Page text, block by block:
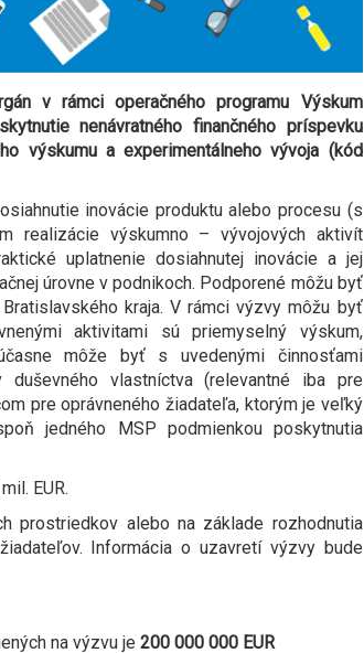
v rámci operačného programu Výskum
nenávratného finančného príspevku
výskumu a experimentálneho vývoja (kód
inovácie produktu alebo procesu (s
realizácie výskumno – vývojových aktivít
uplatnenie dosiahnutej inovácie a jej
úrovne v podnikoch. Podporené môžu byť
kraja. V rámci výzvy môžu byť
aktivitami sú priemyselný výskum,
môže byť s uvedenými činnosťami
vlastníctva (relevantné iba pre
pre oprávneného žiadateľa, ktorým je veľký
jedného MSP podmienkou poskytnutia
EUR.
prostriedkov alebo na základe rozhodnutia
Informácia o uzavretí výzvy bude
na výzvu je 200 000 000 EUR